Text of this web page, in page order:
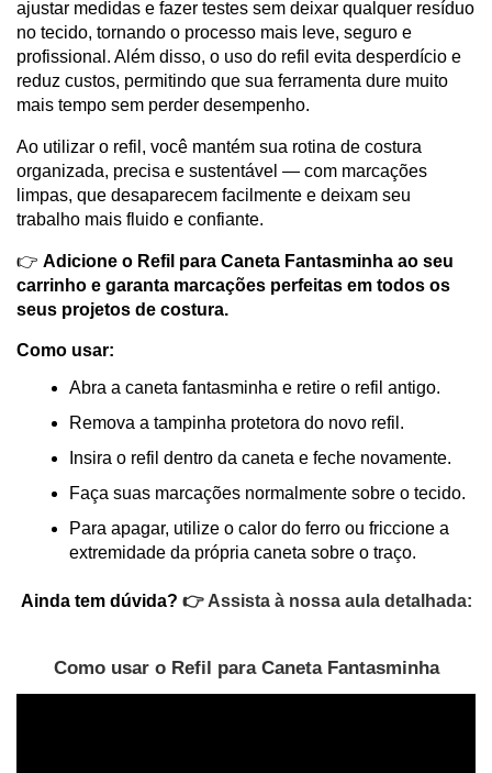
ajustar medidas e fazer testes sem deixar qualquer resíduo
no tecido, tornando o processo mais leve, seguro e
profissional. Além disso, o uso do refil evita desperdício e
reduz custos, permitindo que sua ferramenta dure muito
mais tempo sem perder desempenho.
Ao utilizar o refil, você mantém sua rotina de costura
organizada, precisa e sustentável — com marcações
limpas, que desaparecem facilmente e deixam seu
trabalho mais fluido e confiante.
👉 Adicione o Refil para Caneta Fantasminha ao seu
carrinho e garanta marcações perfeitas em todos os
seus projetos de costura.
Como usar:
Abra a caneta fantasminha e retire o refil antigo.
Remova a tampinha protetora do novo refil.
Insira o refil dentro da caneta e feche novamente.
Faça suas marcações normalmente sobre o tecido.
Para apagar, utilize o calor do ferro ou friccione a
extremidade da própria caneta sobre o traço.
Ainda tem dúvida? 👉 Assista à nossa aula detalhada:
Como usar o Refil para Caneta Fantasminha